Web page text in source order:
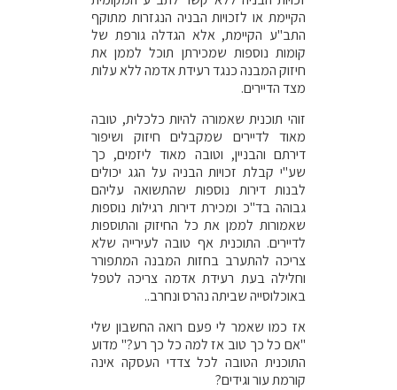
הקיימת או לזכויות הבניה הנגזרות מתוקף
התב"ע הקיימת, אלא הגדלה גורפת של
קומות נוספות שמכירתן תוכל לממן את
חיזוק המבנה כנגד רעידת אדמה ללא עלות
מצד הדיירים.
זוהי תוכנית שאמורה להיות כלכלית, טובה
מאוד לדיירים שמקבלים חיזוק ושיפור
דירתם והבניין, וטובה מאוד ליזמים, כך
שע"י קבלת זכויות הבניה על הגג יכולים
לבנות דירות נוספות שהתשואה עליהם
גבוהה בד"כ ומכירת דירות רגילות נוספות
שאמורות לממן את כל החיזוק והתוספות
לדיירים. התוכנית אף טובה לעירייה שלא
צריכה להתערב בחזות המבנה המתפורר
וחלילה בעת רעידת אדמה צריכה לטפל
באוכלוסייה שביתה נהרס ונחרב..
אז כמו שאמר לי פעם רואה החשבון שלי
"אם כל כך טוב אז למה כל כך רע?" מדוע
התוכנית הטובה לכל צדדי העסקה אינה
קורמת עור וגידים?